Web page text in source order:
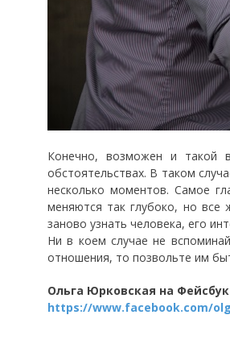
Конечно, возможен и такой
обстоятельствах. В таком
несколько моментов. Самое
меняются так глубоко, но все
заново узнать человека, его
Ни в коем случае не
отношения, то позвольте им
Ольга Юрковская на
https://www.facebook.com/